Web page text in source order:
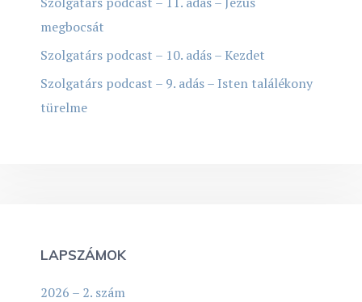
megbocsát
Szolgatárs podcast – 10. adás – Kezdet
Szolgatárs podcast – 9. adás – Isten találékony
türelme
LAPSZÁMOK
2026 – 2. szám